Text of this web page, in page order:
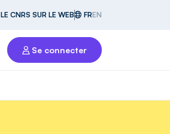
LE CNRS SUR LE WEB FREN
Se connecter